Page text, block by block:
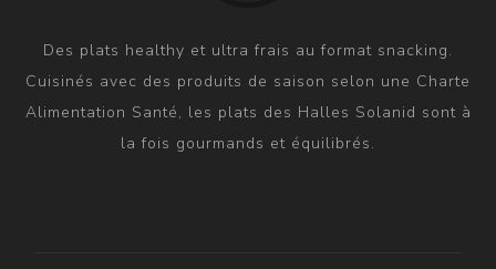
Des plats healthy et ultra frais au format snacking.
Cuisinés avec des produits de saison selon une Charte
Alimentation Santé, les plats des Halles Solanid sont à
la fois gourmands et équilibrés.